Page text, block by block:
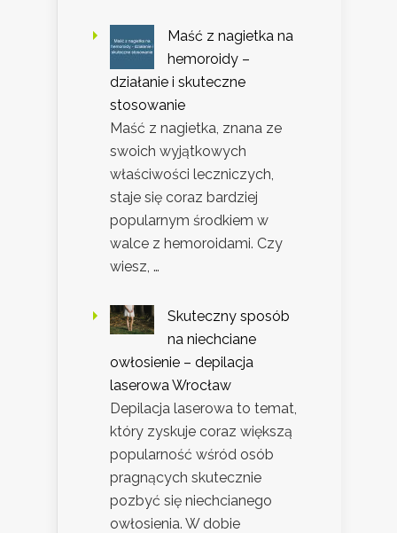
Maść z nagietka na
hemoroidy –
działanie i skuteczne
stosowanie
Maść z nagietka, znana ze
swoich wyjątkowych
właściwości leczniczych,
staje się coraz bardziej
popularnym środkiem w
walce z hemoroidami. Czy
wiesz, …
Skuteczny sposób
na niechciane
owłosienie – depilacja
laserowa Wrocław
Depilacja laserowa to temat,
który zyskuje coraz większą
popularność wśród osób
pragnących skutecznie
pozbyć się niechcianego
owłosienia. W dobie